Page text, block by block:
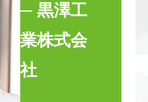
─ 黒澤工
業株式会
社